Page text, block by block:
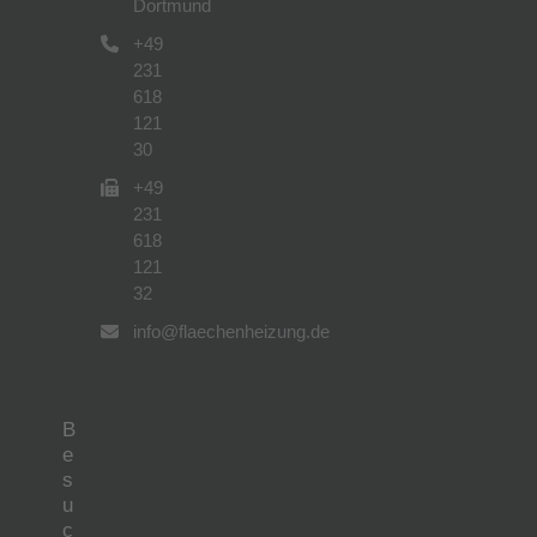
Dortmund
+49
231
618
121
30
+49
231
618
121
32
info@flaechenheizung.de
B
e
s
u
c